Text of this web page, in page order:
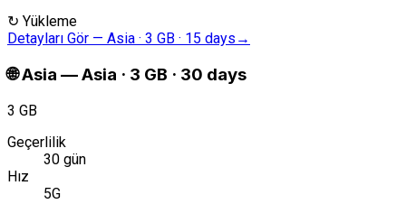
↻ Yükleme
Detayları Gör — Asia · 3 GB · 15 days →
🌐Asia —Asia · 3 GB · 30 days
3 GB
Geçerlilik
30 gün
Hız
5G